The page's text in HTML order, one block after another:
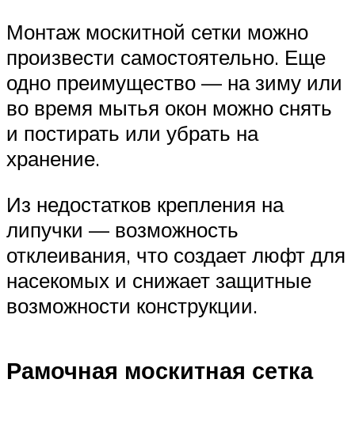
Монтаж москитной сетки можно
произвести самостоятельно. Еще
одно преимущество — на зиму или
во время мытья окон можно снять
и постирать или убрать на
хранение.
Из недостатков крепления на
липучки — возможность
отклеивания, что создает люфт для
насекомых и снижает защитные
возможности конструкции.
Рамочная москитная сетка